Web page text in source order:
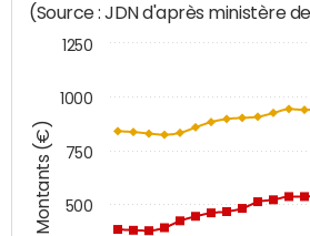
Montants (€)
(Source : JDN d'après ministère
500
750
1000
1250